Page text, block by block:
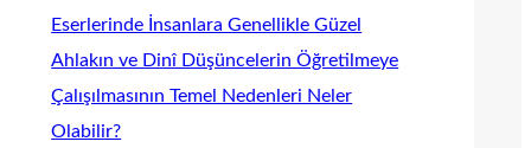
Eserlerinde İnsanlara Genellikle Güzel
Ahlakın ve Dinî Düşüncelerin Öğretilmeye
Çalışılmasının Temel Nedenleri Neler
Olabilir?